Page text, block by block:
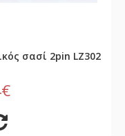
σασί 2pin LZ302